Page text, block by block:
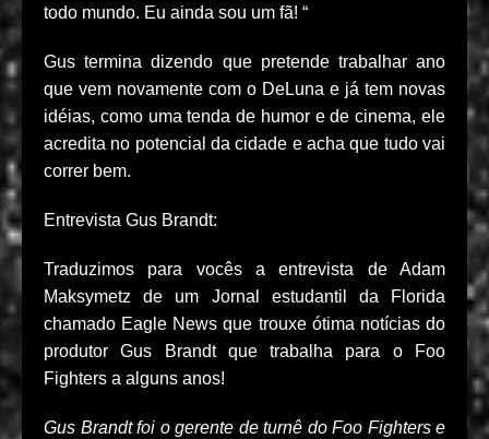
todo mundo. Eu ainda sou um fã! “
Gus termina dizendo que pretende trabalhar ano
que vem novamente com o DeLuna e já tem novas
idéias, como uma tenda de humor e de cinema, ele
acredita no potencial da cidade e acha que tudo vai
correr bem.
Entrevista Gus Brandt:
Traduzimos para vocês a entrevista de Adam
Maksymetz de um Jornal estudantil da Florida
chamado Eagle News que trouxe ótima notícias do
produtor Gus Brandt que trabalha para o Foo
Fighters a alguns anos!
Gus Brandt foi o gerente de turnê do Foo Fighters e